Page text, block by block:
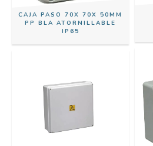
CAJA PASO 70X 70X 50MM
PP BLA ATORNILLABLE
IP65